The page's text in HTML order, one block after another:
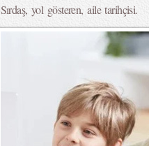
Sırdaş, yol gösteren, aile tarihçisi.